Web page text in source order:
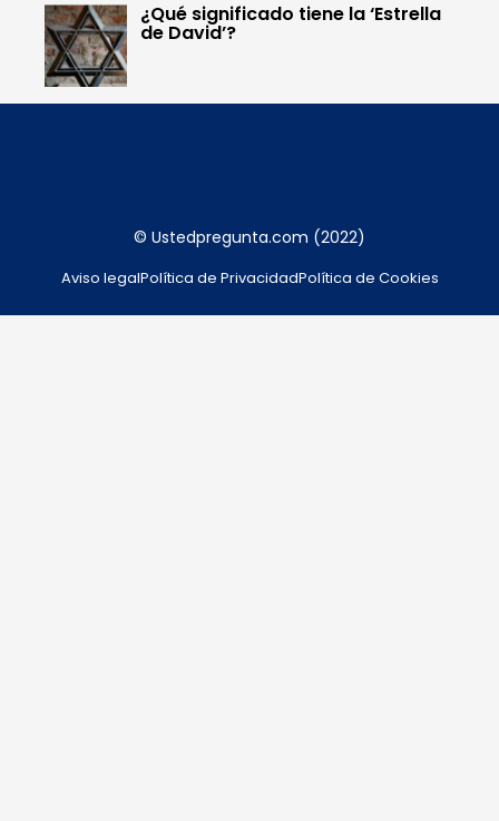
¿Qué significado tiene la ‘Estrella
de David’?
© Ustedpregunta.com (2022)
Aviso legalPolítica de PrivacidadPolítica de Cookies